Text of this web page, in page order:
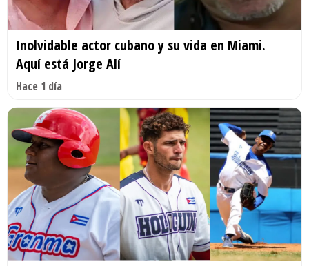
Inolvidable actor cubano y su vida en Miami.
Aquí está Jorge Alí
Hace 1 día